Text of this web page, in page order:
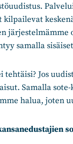
järjestelmämme
samalla
tehtäisi? Jos
Samalla
halua, joten